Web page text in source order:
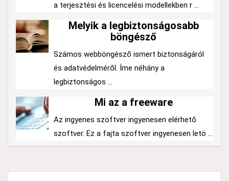
a terjesztési és licencelési modellekben r ...
Melyik a legbiztonságosabb
böngésző
Számos webböngésző ismert biztonságáról
és adatvédelméről. Íme néhány a
legbiztonságos ...
Mi az a freeware
Az ingyenes szoftver ingyenesen elérhető
szoftver. Ez a fajta szoftver ingyenesen letö ...